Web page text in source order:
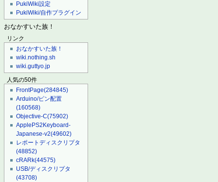
PukiWiki設定
PukiWiki/自作プラグイン
おなかすいた族！
リンク
おなかすいた族！
wiki.nothing.sh
wiki.guttyo.jp
人気の50件
FrontPage(284845)
Arduino/ピン配置
(160568)
Objective-C(75902)
ApplePS2Keyboard-
Japanese-v2(49602)
レポートディスクリプタ
(48852)
cRARk(44575)
USB/ディスクリプタ
(43708)